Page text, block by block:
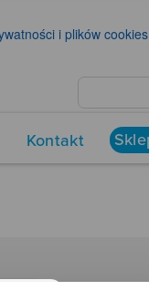
i plików cookies
Kontakt